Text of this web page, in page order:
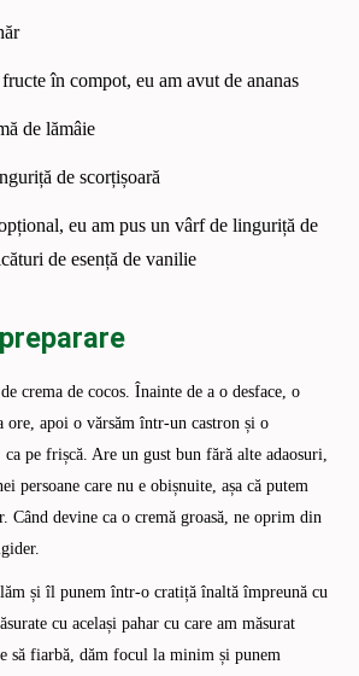
în compot, eu am avut de ananas
de lămâie
de scorțișoară
eu am pus un vârf de linguriță de
de esență de vanilie
crema de cocos. Înainte de a o desface, o
apoi o vărsăm într-un castron și o
pe frișcă. Are un gust bun fără alte adaosuri,
persoane care nu e obișnuite, așa că putem
Când devine ca o cremă groasă, ne oprim din
și îl punem într-o cratiță înaltă împreună cu
cu același pahar cu care am măsurat
să fiarbă, dăm focul la minim și punem